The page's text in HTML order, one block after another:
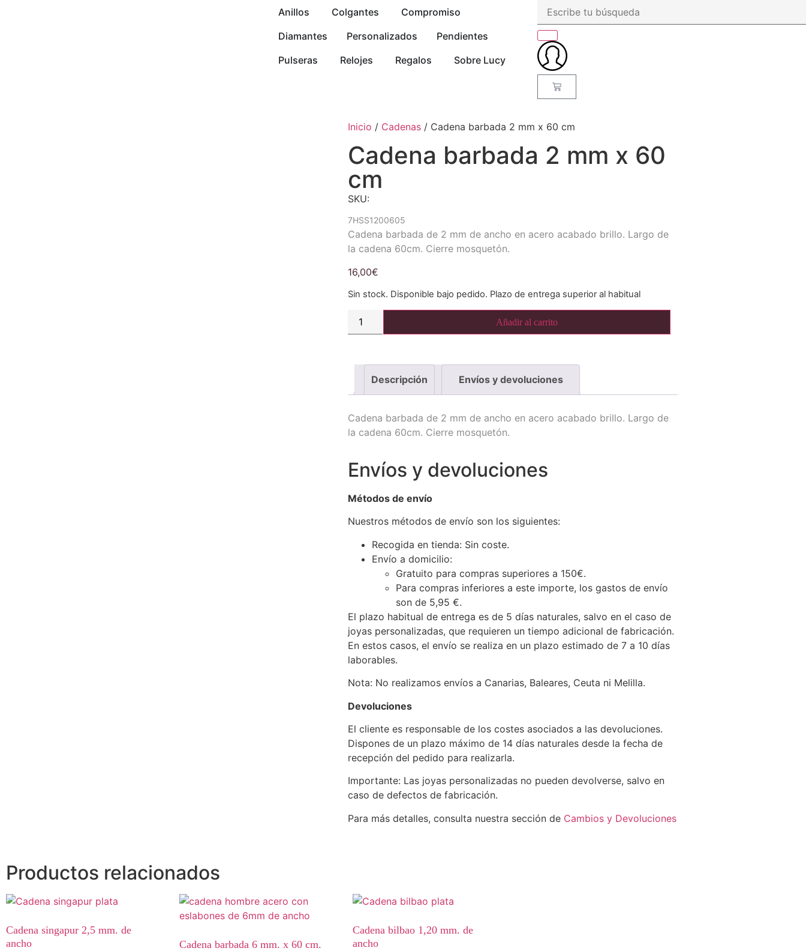
Anillos Colgantes
Compromiso
Diamantes
Personalizados
Pendientes
Pulseras
Relojes Regalos Sobre Lucy
Inicio / Cadenas / Cadena barbada 2 mm x 60 cm
Cadena barbada 2 mm x 60
cm
SKU:
7HSS1200605
Cadena barbada de 2 mm de ancho en acero acabado brillo. Largo de
la cadena 60cm. Cierre mosquetón.
16,00€
Sin stock. Disponible bajo pedido. Plazo de entrega superior al habitual
Añadir al carrito
Descripción Envíos y devoluciones
Cadena barbada de 2 mm de ancho en acero acabado brillo. Largo de
la cadena 60cm. Cierre mosquetón.
Envíos y devoluciones
Métodos de envío
Nuestros métodos de envío son los siguientes:
Recogida en tienda: Sin coste.
Envío a domicilio:
Gratuito para compras superiores a 150€.
Para compras inferiores a este importe, los gastos de envío
son de 5,95 €.
El plazo habitual de entrega es de 5 días naturales, salvo en el caso de
joyas personalizadas, que requieren un tiempo adicional de fabricación.
En estos casos, el envío se realiza en un plazo estimado de 7 a 10 días
laborables.
Nota: No realizamos envíos a Canarias, Baleares, Ceuta ni Melilla.
Devoluciones
El cliente es responsable de los costes asociados a las devoluciones.
Dispones de un plazo máximo de 14 días naturales desde la fecha de
recepción del pedido para realizarla.
Importante: Las joyas personalizadas no pueden devolverse, salvo en
caso de defectos de fabricación.
Para más detalles, consulta nuestra sección de Cambios y Devoluciones
Productos relacionados
Cadena singapur 2,5 mm. de
ancho
Cadena barbada 6 mm. x 60 cm.
Cadena bilbao 1,20 mm. de
ancho